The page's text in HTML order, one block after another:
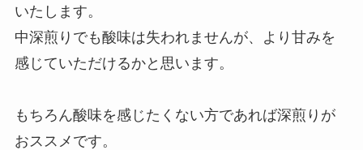
いたします。
中深煎りでも酸味は失われませんが、より甘みを
感じていただけるかと思います。
もちろん酸味を感じたくない方であれば深煎りが
おススメです。